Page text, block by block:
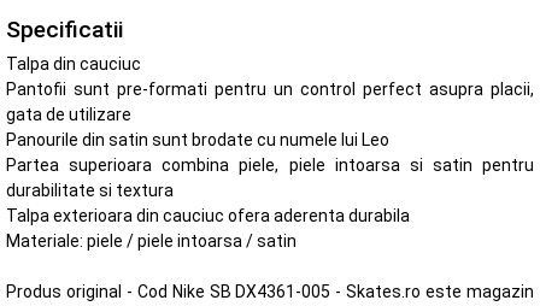
Specificatii
Talpa din cauciuc
Pantofii sunt pre-formati pentru un control perfect asupra placii,
gata de utilizare
Panourile din satin sunt brodate cu numele lui Leo
Partea superioara combina piele, piele intoarsa si satin pentru
durabilitate si textura
Talpa exterioara din cauciuc ofera aderenta durabila
Materiale: piele / piele intoarsa / satin
Produs original - Cod Nike SB DX4361-005 - Skates.ro este magazin